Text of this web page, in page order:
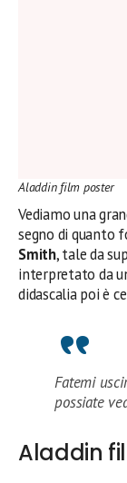
Aladdin film poster
Vediamo una
segno di quanto
Smith, tale da
interpretato da
didascalia poi è
Fatemi
possiate
Aladdin